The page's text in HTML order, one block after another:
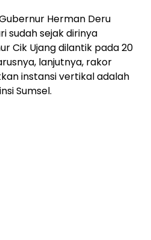
Herman Deru
sudah sejak dirinya
Cik Ujang dilantik pada 20
lanjutnya, rakor
instansi vertikal adalah
Sumsel.